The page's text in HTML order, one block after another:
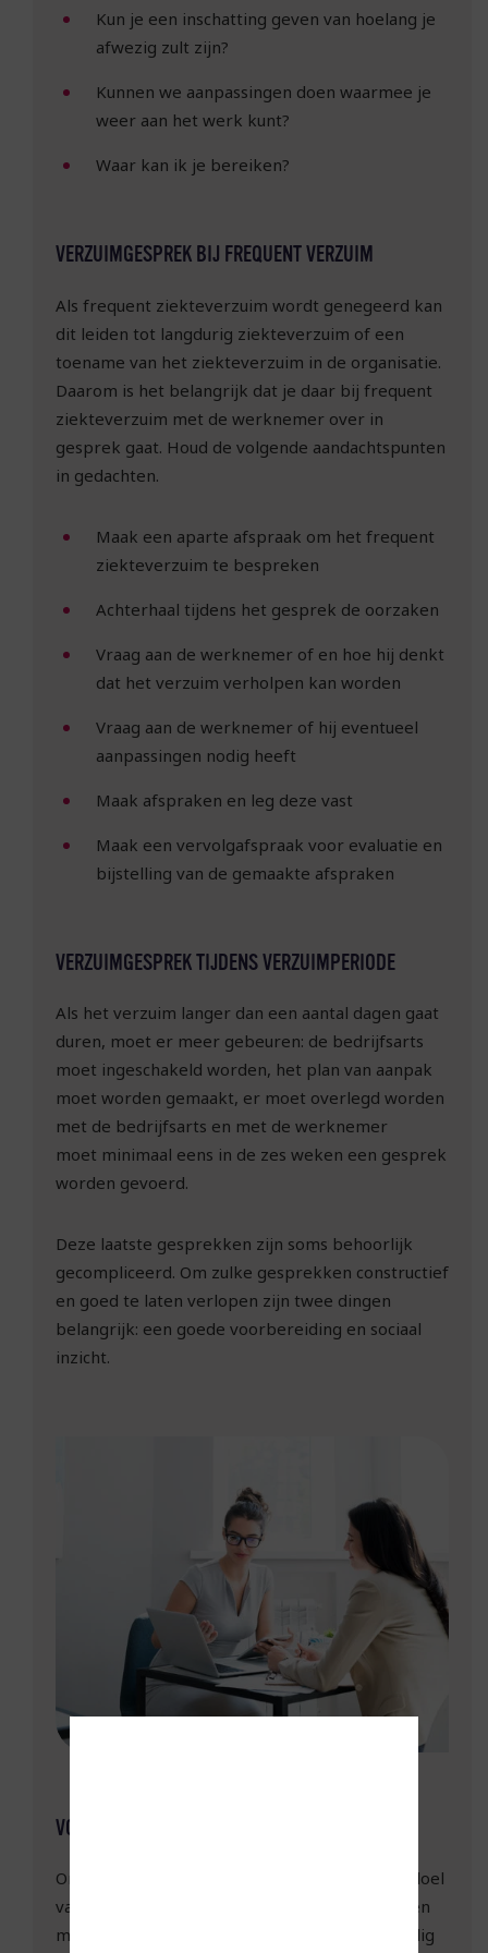
Kun je een inschatting geven van hoelang je
afwezig zult zijn?
Kunnen we aanpassingen doen waarmee je
weer aan het werk kunt?
Waar kan ik je bereiken?
VERZUIMGESPREK BIJ FREQUENT VERZUIM
Als frequent ziekteverzuim wordt genegeerd kan
dit leiden tot langdurig ziekteverzuim of een
toename van het ziekteverzuim in de organisatie.
Daarom is het belangrijk dat je daar bij frequent
ziekteverzuim met de werknemer over in
gesprek gaat. Houd de volgende aandachtspunten
in gedachten.
Maak een aparte afspraak om het frequent
ziekteverzuim te bespreken
Achterhaal tijdens het gesprek de oorzaken
Vraag aan de werknemer of en hoe hij denkt
dat het verzuim verholpen kan worden
Vraag aan de werknemer of hij eventueel
aanpassingen nodig heeft
Maak afspraken en leg deze vast
Maak een vervolgafspraak voor evaluatie en
bijstelling van de gemaakte afspraken
VERZUIMGESPREK TIJDENS VERZUIMPERIODE
Als het verzuim langer dan een aantal dagen gaat
duren, moet er meer gebeuren: de bedrijfsarts
moet ingeschakeld worden, het plan van aanpak
moet worden gemaakt, er moet overlegd worden
met de bedrijfsarts en met de werknemer
moet minimaal eens in de zes weken een gesprek
worden gevoerd.
Deze laatste gesprekken zijn soms behoorlijk
gecompliceerd. Om zulke gesprekken constructief
en goed te laten verlopen zijn twee dingen
belangrijk: een goede voorbereiding en sociaal
inzicht.
VOORBEREIDING VAN HET VERZUIMGESPREK
Om te beginnen moet de leidinggevende het doel
van het gesprek vaststellen. Wat wil je bereiken
met het gesprek? Vervolgens moet je je grondig